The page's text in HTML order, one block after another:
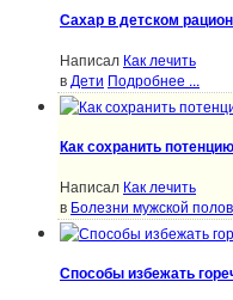
Сахар в детском
Написал Как лечить
в Дети Подробнее ...
Как сохранить
Написал Как лечить
в Болезни мужской
Способы избежать